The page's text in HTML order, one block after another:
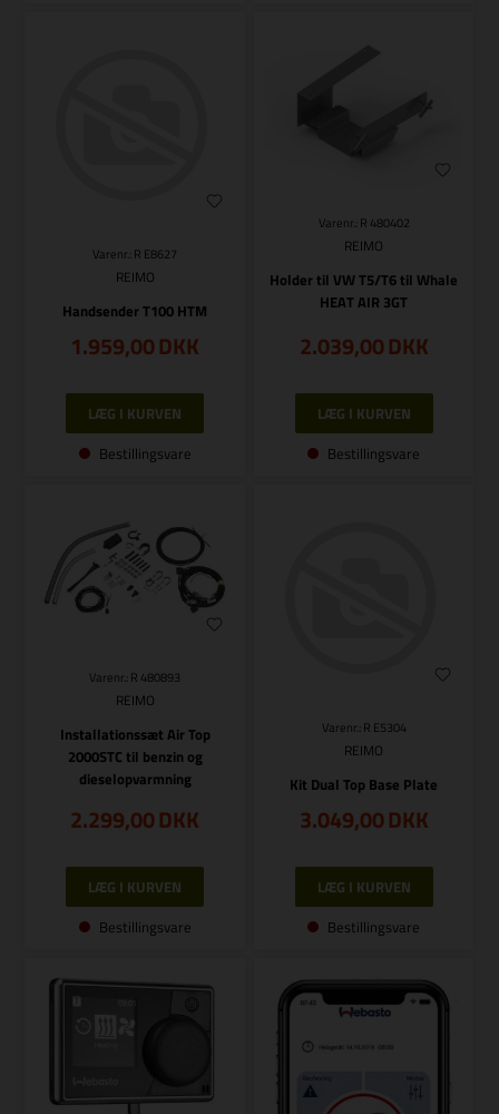
Varenr.: R E8627
REIMO
Handsender T100 HTM
1.959,00DKK
Bestillingsvare
Varenr.: R 480402
REIMO
Holder til VW T5/T6 til Whale
HEAT AIR 3GT
2.039,00DKK
Bestillingsvare
Varenr.: R 480893
REIMO
Installationssæt Air Top
2000STC til benzin og
dieselopvarmning
2.299,00DKK
Bestillingsvare
Varenr.: R E5304
REIMO
Kit Dual Top Base Plate
3.049,00DKK
Bestillingsvare